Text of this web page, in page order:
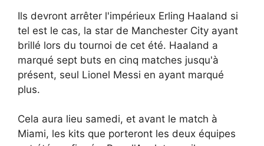
Ils devront arrêter l'impérieux Erling Haaland si
tel est le cas, la star de Manchester City ayant
brillé lors du tournoi de cet été. Haaland a
marqué sept buts en cinq matches jusqu'à
présent, seul Lionel Messi en ayant marqué
plus.
Cela aura lieu samedi, et avant le match à
Miami, les kits que porteront les deux équipes